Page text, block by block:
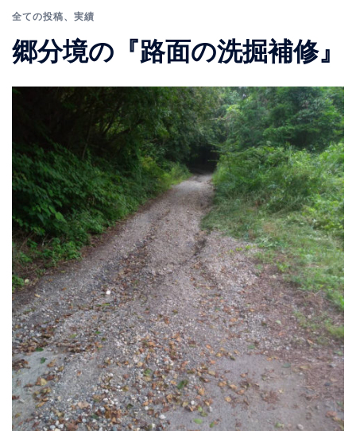
全ての投稿、 実績
郷分境の『路面の洗掘補修』